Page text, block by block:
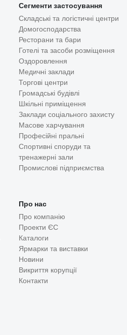
Сегменти застосування
Складські та логістичні центри
Домогосподарства
Ресторани та бари
Готелі та засоби розміщення
Оздоровлення
Медичні заклади
Торгові центри
Громадські будівлі
Шкільні приміщення
Заклади соціального захисту
Масове харчування
Професійні пральні
Спортивні споруди та
тренажерні зали
Промислові підприємства
Про нас
Про компанію
Проекти ЄС
Каталоги
Ярмарки та виставки
Новини
Викриття корупції
Контакти